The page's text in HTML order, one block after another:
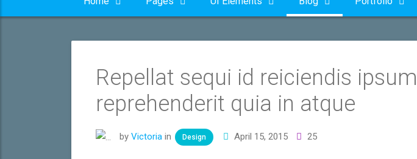
Repellat sequi id reiciendis
reprehenderit quia in atque
by Victoria in Design April 15, 2015 25